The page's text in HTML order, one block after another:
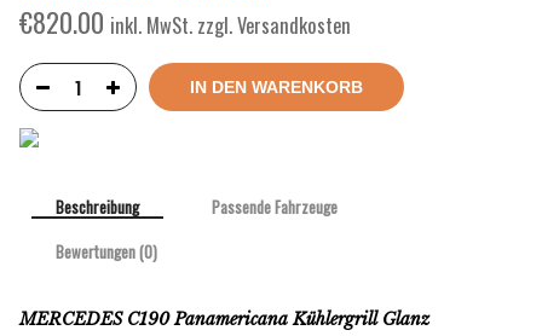
€820.00 inkl. MwSt. zzgl. Versandkosten
IN DEN WARENKORB
Beschreibung
Passende Fahrzeuge
Bewertungen (0)
MERCEDES C190 Panamericana Kühlergrill Glanz